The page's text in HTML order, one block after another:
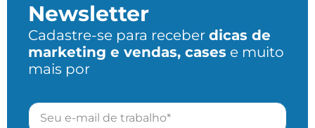
Newsletter
Cadastre-se para receber dicas de
marketing e vendas, cases e muito
mais por